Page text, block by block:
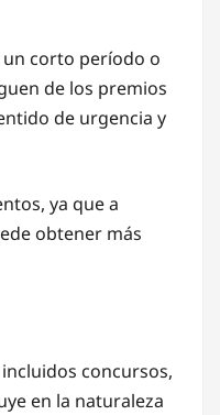
corto período o
de los premios
de urgencia y
ya que a
obtener más
concursos,
en la naturaleza